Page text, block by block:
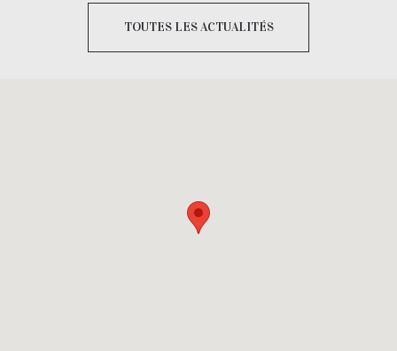
TOUTES LES ACTUALITÉS